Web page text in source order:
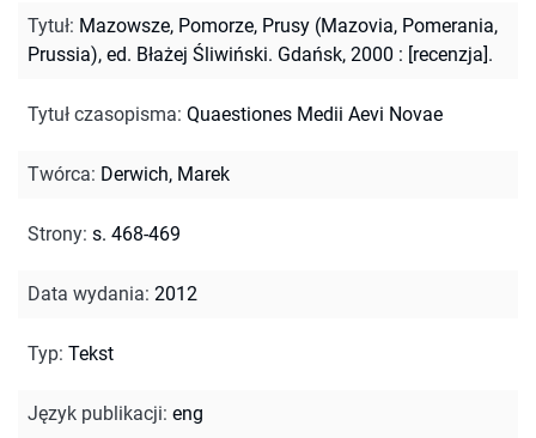
Tytuł: Mazowsze, Pomorze, Prusy (Mazovia, Pomerania,
Prussia), ed. Błażej Śliwiński. Gdańsk, 2000 : [recenzja].
Tytuł czasopisma: Quaestiones Medii Aevi Novae
Twórca: Derwich, Marek
Strony: s. 468-469
Data wydania: 2012
Typ: Tekst
Język publikacji: eng